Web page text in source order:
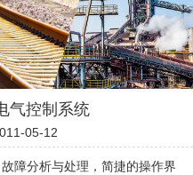
气控制系统
05-12
分析与处理，简捷的操作界